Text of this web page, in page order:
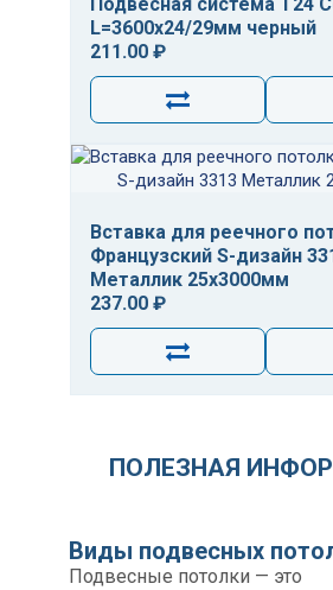
Подвесная система T24
L=3600х24/29мм черный
211.00 ₽
Вставка для реечного
Французский S-дизайн
Металлик 25х3000мм
237.00 ₽
ПОЛЕЗНАЯ
Виды подвесных
Подвесные потолки — это